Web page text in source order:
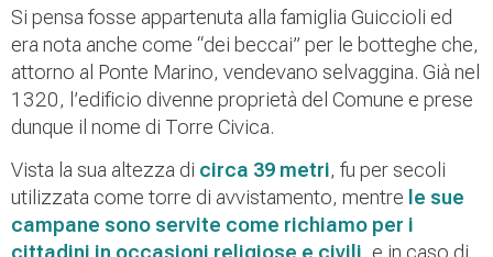
Si pensa fosse appartenuta alla famiglia Guiccioli ed
era nota anche come “dei beccai” per le botteghe che,
attorno al Ponte Marino, vendevano selvaggina. Già nel
1320, l’edificio divenne proprietà del Comune e prese
dunque il nome di Torre Civica.
Vista la sua altezza di circa 39 metri, fu per secoli
utilizzata come torre di avvistamento, mentre le sue
campane sono servite come richiamo per i